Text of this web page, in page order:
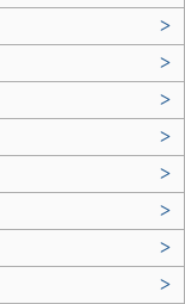
>
>
>
>
>
>
>
>